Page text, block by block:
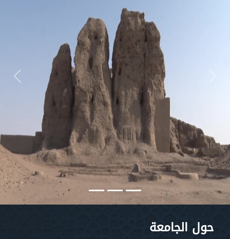
حول الجامعة